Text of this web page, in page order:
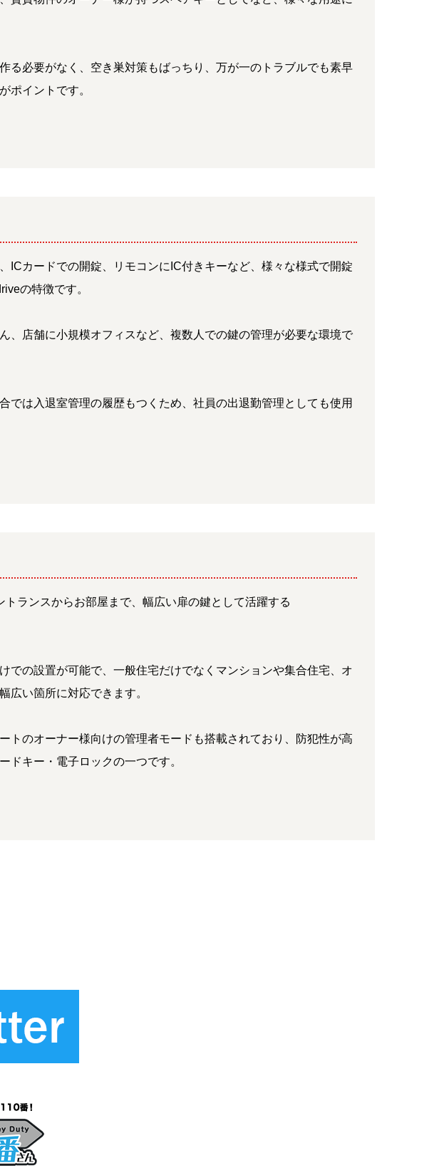
る必要がなく、空き巣対策もばっちり、万が一のトラブルでも素早
ポイントです。
ICカードでの開錠、リモコンにIC付きキーなど、様々な様式で開錠
の特徴です。
、店舗に小規模オフィスなど、複数人での鍵の管理が必要な環境で
では入退室管理の履歴もつくため、社員の出退勤管理としても使用
トランスからお部屋まで、幅広い扉の鍵として活躍する
での設置が可能で、一般住宅だけでなくマンションや集合住宅、オ
広い箇所に対応できます。
トのオーナー様向けの管理者モードも搭載されており、防犯性が高
ドキー・電子ロックの一つです。